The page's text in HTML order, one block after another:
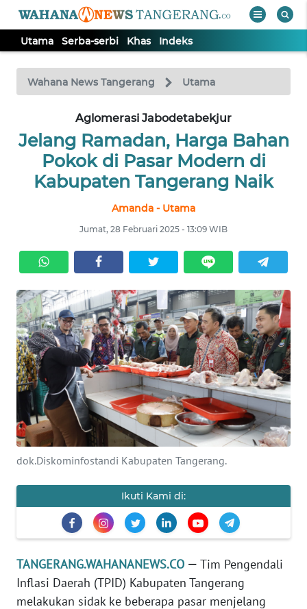
Utama Serba-serbi Khas Indeks
Wahana News Tangerang Utama
Aglomerasi Jabodetabekjur
Jelang Ramadan, Harga Bahan
Pokok di Pasar Modern di
Kabupaten Tangerang Naik
Amanda - Utama
Jumat, 28 Februari 2025 - 13:09 WIB
dok.Diskominfostandi Kabupaten Tangerang.
Ikuti Kami di:
TANGERANG.WAHANANEWS.CO — Tim Pengendali
Inflasi Daerah (TPID) Kabupaten Tangerang
melakukan sidak ke beberapa pasar menjelang
TV
Tutup
SERBA-
SERBI
Informasi
BERITA
KONTAK
KAMI
INFO
IKLAN
TENTANG
KAMI
SIBER
KARIR